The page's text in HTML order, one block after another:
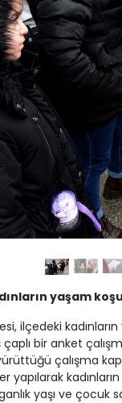
yaşam
ilçedeki
bir anket
çalışma
yapılarak
yaşı ve çocuk